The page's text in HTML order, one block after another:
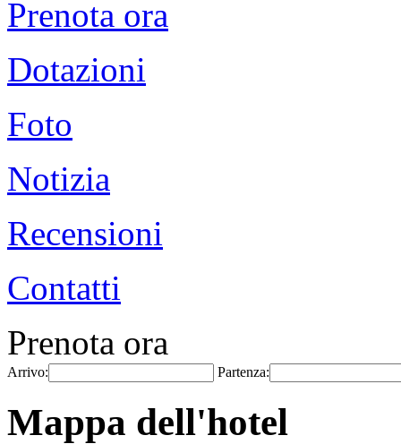
Prenota ora
Dotazioni
Foto
Notizia
Recensioni
Contatti
Prenota ora
Arrivo: Partenza:
Mappa dell'hotel